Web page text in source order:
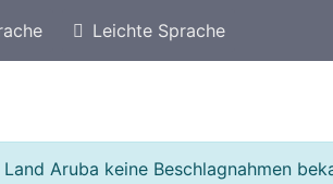
Leichte Sprache
Aruba keine Beschlagnahmen